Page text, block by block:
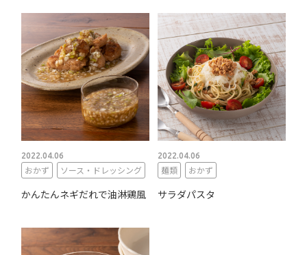
2022.04.06
おかず ソース・ドレッシング
かんたんネギだれで油淋鶏風
2022.04.06
麺類 おかず
サラダパスタ